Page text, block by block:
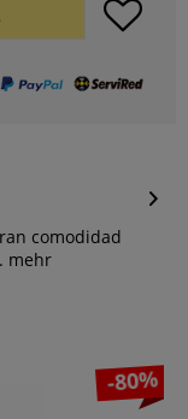
comodidad
mehr
-80%